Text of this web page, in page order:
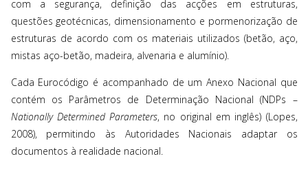
com a segurança, definição das acções em estruturas,
questões geotécnicas, dimensionamento e pormenorização de
estruturas de acordo com os materiais utilizados (betão, aço,
mistas aço-betão, madeira, alvenaria e alumínio).
Cada Eurocódigo é acompanhado de um Anexo Nacional que
contém os Parâmetros de Determinação Nacional (NDPs –
Nationally Determined Parameters, no original em inglês) (Lopes,
2008), permitindo às Autoridades Nacionais adaptar os
documentos à realidade nacional.